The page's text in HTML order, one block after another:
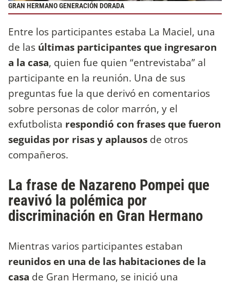
GRAN HERMANO GENERACIÓN DORADA
Entre los participantes estaba La Maciel, una
de las últimas participantes que ingresaron
a la casa, quien fue quien “entrevistaba” al
participante en la reunión. Una de sus
preguntas fue la que derivó en comentarios
sobre personas de color marrón, y el
exfutbolista respondió con frases que fueron
seguidas por risas y aplausos de otros
compañeros.
La frase de Nazareno Pompei que
reavivó la polémica por
discriminación en Gran Hermano
Mientras varios participantes estaban
reunidos en una de las habitaciones de la
casa de Gran Hermano, se inició una